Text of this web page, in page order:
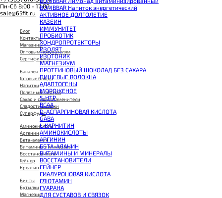
BOMBBAR Напиток энергетический
АКТИВНОЕ ДОЛГОЛЕТИЕ
КАЗЕИН
ИММУНИТЕТ
ПРОБИОТИК
ХОНДРОПРОТЕКТОРЫ
ИЗОЛЯТ
ИЗОТОНИК
МАГНЕЗИУМ
ПРОТЕИНОВЫЙ ШОКОЛАД БЕЗ САХАРА
ПИЩЕВЫЕ ВОЛОКНА
АДАПТОГЕНЫ
МОРОЖЕНОЕ
5-HTP
BCAA
D-АСПАРГИНОВАЯ КИСЛОТА
GABA
L-КАРНИТИН
АМИНОКИСЛОТЫ
АРГИНИН
БЕТА-АЛАНИН
ВИТАМИНЫ И МИНЕРАЛЫ
ВОССТАНОВИТЕЛИ
ГЕЙНЕР
ГИАЛУРОНОВАЯ КИСЛОТА
ГЛЮТАМИН
ГУАРАНА
ДЛЯ СУСТАВОВ И СВЯЗОК
Пн-Сб 8:00 - 17:00
sale@65fit.ru
Блог
Контакты
Магазины
Оптовым покупателям
Сертификаты
Бакалея
Готовые блюда
Напитки
Полезный завтрак
Сахар и сахарозаменители
Сладости и снеки
Суперфуды
Аминокислоты
Аргенин
Бета-аланин
Витамины и минералы
Восстановители
Гейнер
Креатин
Бинты
Бутылки
Магнезия